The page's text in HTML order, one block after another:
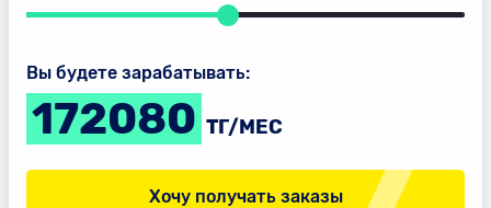
Вы будете зарабатывать:
172080 ТГ/МЕС
Хочу получать заказы